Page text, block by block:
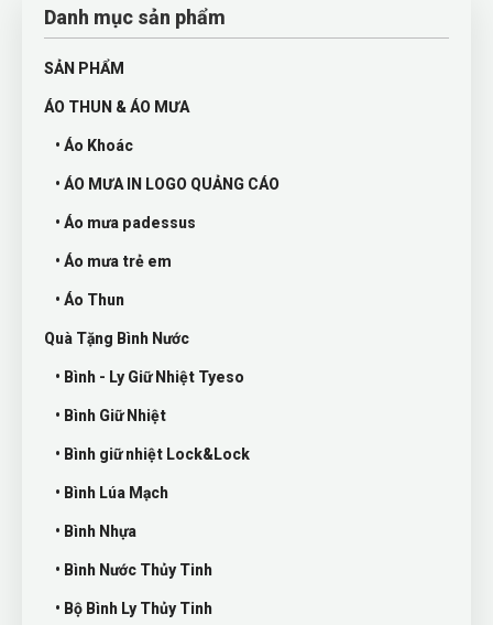
Danh mục sản phẩm
SẢN PHẨM
ÁO THUN & ÁO MƯA
• Áo Khoác
• ÁO MƯA IN LOGO QUẢNG CÁO
• Áo mưa padessus
• Áo mưa trẻ em
• Áo Thun
Quà Tặng Bình Nước
• Bình - Ly Giữ Nhiệt Tyeso
• Bình Giữ Nhiệt
• Bình giữ nhiệt Lock&Lock
• Bình Lúa Mạch
• Bình Nhựa
• Bình Nước Thủy Tinh
• Bộ Bình Ly Thủy Tinh